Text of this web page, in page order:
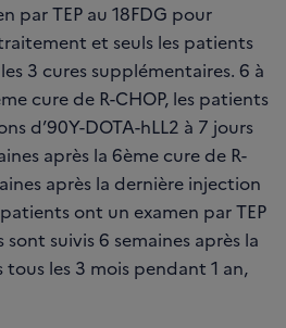
par TEP au 18FDG pour
et seuls les patients
3 cures supplémentaires. 6 à
cure de R-CHOP, les patients
d’90Y-DOTA-hLL2 à 7 jours
après la 6ème cure de R-
après la dernière injection
patients ont un examen par TEP
sont suivis 6 semaines après la
les 3 mois pendant 1 an,